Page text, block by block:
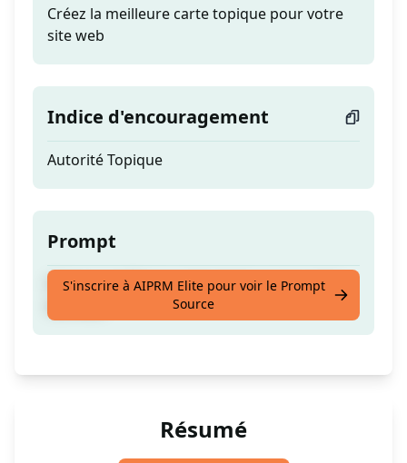
Créez la meilleure carte topique pour votre
site web
Indice d'encouragement
Autorité Topique
Prompt
Créez la meilleure carte topique pour votre
S'inscrire à AIPRM Elite pour voir le Prompt
Source
Résumé